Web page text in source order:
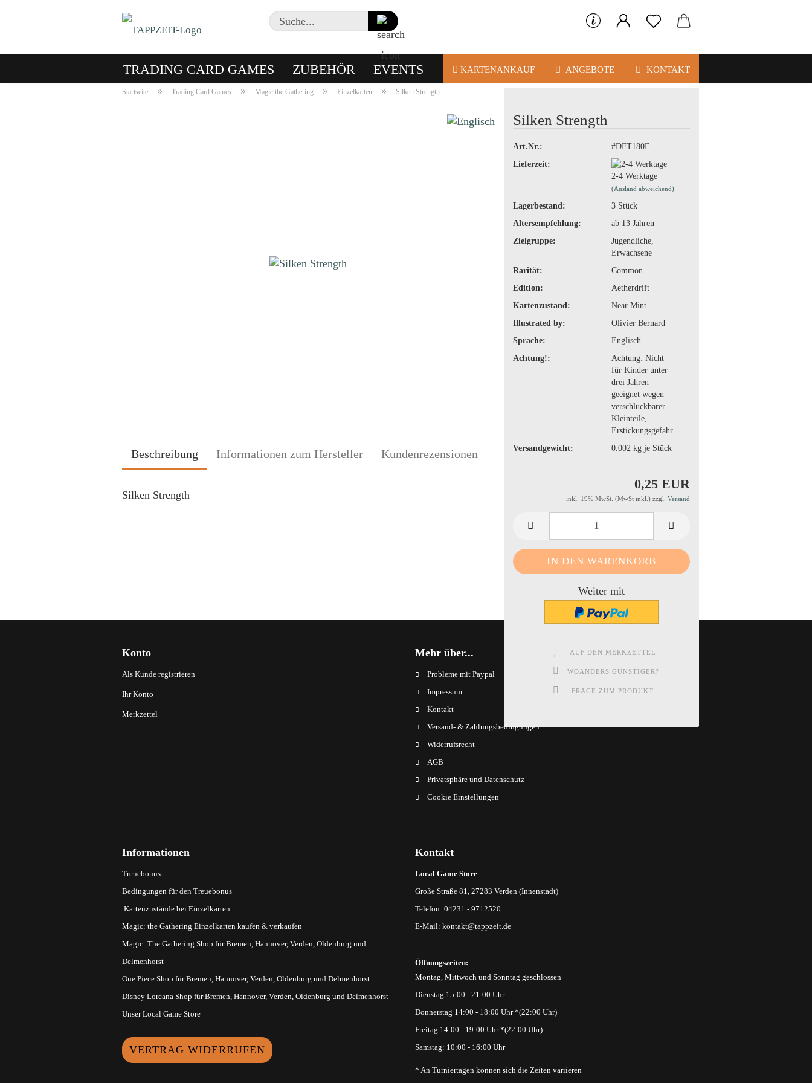
Suche...
TRADING CARD GAMES ZUBEHÖR EVENTS KARTENANKAUF ANGEBOTE KONTAKT
Startseite » Trading Card Games » Magic the Gathering » Einzelkarten » Silken Strength
Silken Strength
Art.Nr.:
#DFT180E
Lieferzeit:
2-4 Werktage
(Ausland abweichend)
Lagerbestand: 3 Stück
Altersempfehlung:
ab 13 Jahren
Zielgruppe:
Jugendliche,
Erwachsene
Rarität:
Common
Edition:
Aetherdrift
Kartenzustand:
Near Mint
Illustrated by:
Olivier Bernard
Sprache:
Englisch
Achtung!:
Achtung: Nicht
für Kinder unter
drei Jahren
geeignet wegen
verschluckbarer
Kleinteile,
Erstickungsgefahr.
Versandgewicht:
0.002 kg je Stück
0,25 EUR
inkl. 19% MwSt. (MwSt inkl.) zzgl. Versand
Weiter mit
AUF DEN MERKZETTEL
WOANDERS GÜNSTIGER?
FRAGE ZUM PRODUKT
Beschreibung Informationen zum Hersteller Kundenrezensionen
Silken Strength
Konto
Als Kunde registrieren
Ihr Konto
Merkzettel
Mehr über...
Probleme mit Paypal
Impressum
Kontakt
Versand- & Zahlungsbedingungen
Widerrufsrecht
AGB
Privatsphäre und Datenschutz
Cookie Einstellungen
Informationen
Treuebonus
Bedingungen für den Treuebonus
Kartenzustände bei Einzelkarten
Magic: the Gathering Einzelkarten kaufen & verkaufen
Magic: The Gathering Shop für Bremen, Hannover, Verden, Oldenburg und
Delmenhorst
One Piece Shop für Bremen, Hannover, Verden, Oldenburg und Delmenhorst
Disney Lorcana Shop für Bremen, Hannover, Verden, Oldenburg und Delmenhorst
Unser Local Game Store
Kontakt
Local Game Store
Große Straße 81, 27283 Verden (Innenstadt)
Telefon: 04231 - 9712520
E-Mail: kontakt@tappzeit.de
Öffnungszeiten:
Montag, Mittwoch und Sonntag geschlossen
Dienstag 15:00 - 21:00 Uhr
Donnerstag 14:00 - 18:00 Uhr *(22:00 Uhr)
Freitag 14:00 - 19:00 Uhr *(22:00 Uhr)
Samstag: 10:00 - 16:00 Uhr
* An Turniertagen können sich die Zeiten variieren
VERTRAG WIDERRUFEN